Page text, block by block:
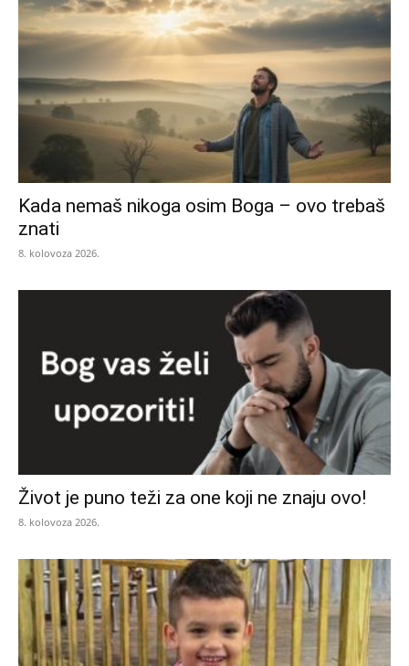
Kada nemaš nikoga osim Boga – ovo trebaš
znati
8. kolovoza 2026.
Život je puno teži za one koji ne znaju ovo!
8. kolovoza 2026.